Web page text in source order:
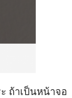
ถ้าเป็นหน้าจอ